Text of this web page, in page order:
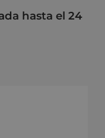
hasta el 24